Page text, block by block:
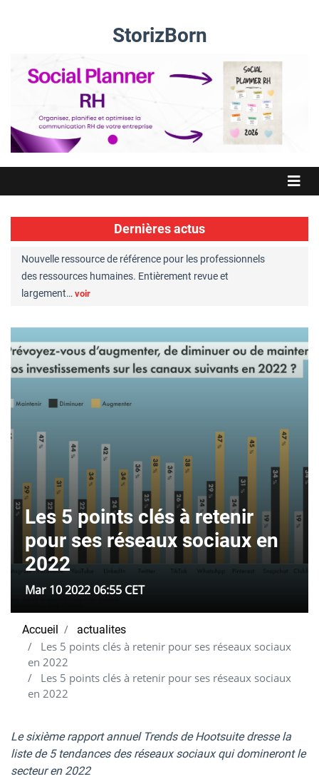
StorizBorn
Dernières actus
Nouvelle ressource de référence pour les professionnels
des ressources humaines. Entièrement revue et
largement… voir
Les 5 points clés à retenir
pour ses réseaux sociaux en
2022
Mar 10 2022 06:55 CET
Accueil actualites
Les 5 points clés à retenir pour ses réseaux sociaux
en 2022
Les 5 points clés à retenir pour ses réseaux sociaux
en 2022
Le sixième rapport annuel Trends de Hootsuite dresse la
liste de 5 tendances des réseaux sociaux qui domineront le
secteur en 2022